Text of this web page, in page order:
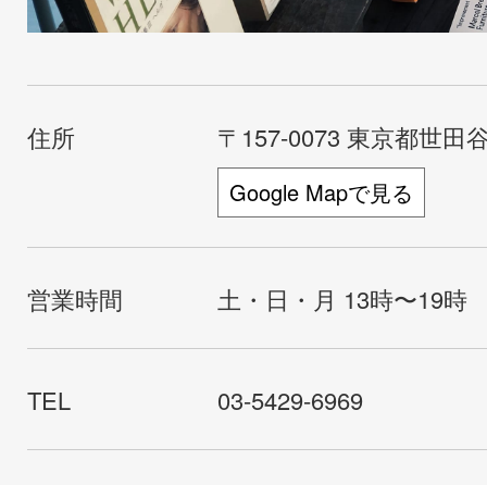
住所 〒157-0073 東京都世田
Google Mapで見る
営業時間 土・日・月 13時〜19時
TEL 03-5429-6969